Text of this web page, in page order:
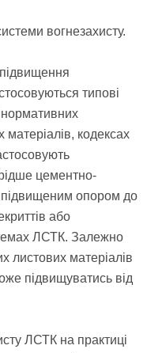
вогнезахисту.
підвищення
типові
нормативних
матеріалів, кодексах
цементно-
підвищеним опором до
або
ЛСТК. Залежно
листових матеріалів
підвищуватись від
ЛСТК на практиці